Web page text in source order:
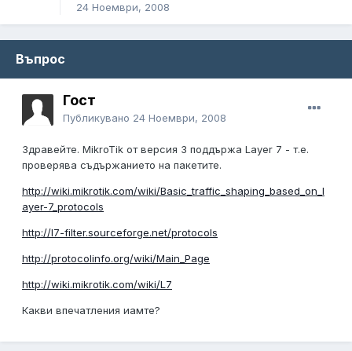
24 Ноември, 2008
Въпрос
Гост
Публикувано 24 Ноември, 2008
Здравейте. MikroTik от версия 3 поддържа Layer 7 - т.е.
проверява съдържанието на пакетите.
http://wiki.mikrotik.com/wiki/Basic_traffic_shaping_based_on_l
ayer-7_protocols
http://l7-filter.sourceforge.net/protocols
http://protocolinfo.org/wiki/Main_Page
http://wiki.mikrotik.com/wiki/L7
Какви впечатления иамте?